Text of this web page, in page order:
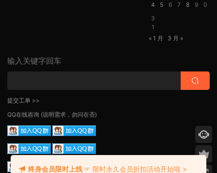
4
5
6
7
8
9
0
3
1
« 1 月
3 月 »
输入关键字回车
提交工单 >>
QQ在线咨询 (说明需求，勿问在否)
终身会员限时上线 ☞ 限时永久会员折扣活动开始啦 >